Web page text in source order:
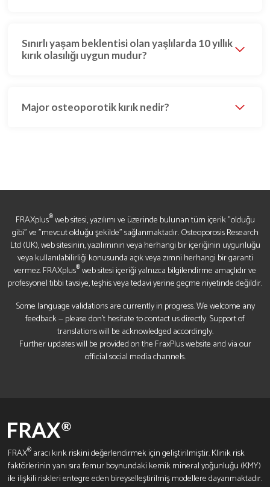
Sınırlı yaşam beklentisi olan yaşlılarda 10 yıllık
kırık olasılığı uygun mudur?
Major osteoporotik kırık nedir?
FRAXplus®web sitesi, yazılımı ve üzerinde bulunan tüm içerik "olduğu
gibi" ve "mevcut olduğu şekilde" sağlanmaktadır. Osteoporosis Research
Ltd (UK), web sitesinin, yazılımının veya herhangi bir içeriğinin uygunluğu
veya kullanılabilirliği konusunda açık veya zımni herhangi bir garanti
vermez. FRAXplus®web sitesi içeriği yalnızca bilgilendirme amaçlıdır ve
profesyonel tıbbi tavsiye, teşhis veya tedavi yerine geçme niyetinde değildir.
Some language validations are currently in progress. We welcome any
feedback — please don’t hesitate to contact us directly. Support of
translations will be acknowledged accordingly.
Further updates will be provided on the FraxPlus website and via our
official social media channels.
FRAX®aracı kırık riskini değerlendirmek için geliştirilmiştir. Klinik risk
faktörlerinin yanı sıra femur boynundaki kemik mineral yoğunluğu (KMY)
ile ilişkili riskleri entegre eden bireyselleştirilmiş modellere dayanmaktadır.